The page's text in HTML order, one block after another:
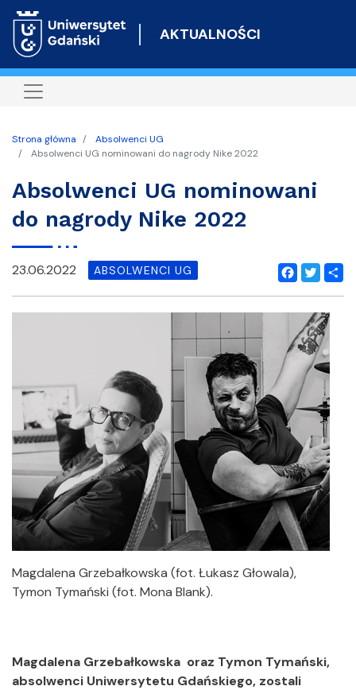
do
AKTUALNOŚCI
Strona główna
Absolwenci UG
Absolwenci UG nominowani do nagrody Nike 2022
Absolwenci UG nominowani
do nagrody Nike 2022
Facebook
Twitter
23.06.2022 ABSOLWENCI UG
Magdalena Grzebałkowska (fot. Łukasz Głowala),
Tymon Tymański (fot. Mona Blank).
Magdalena Grzebałkowska oraz Tymon Tymański,
absolwenci Uniwersytetu Gdańskiego, zostali